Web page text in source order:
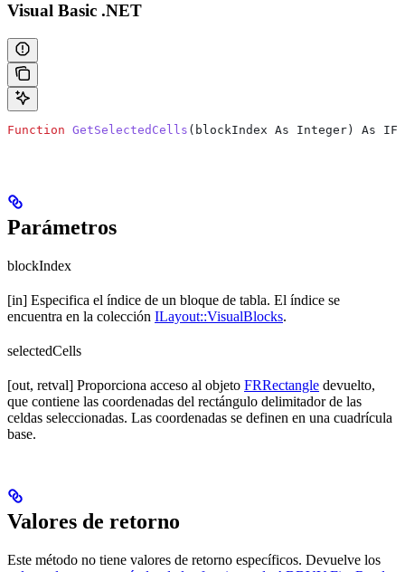
Visual Basic .NET
Function GetSelectedCells ( blockIndex As Integer ) As
Parámetros
blockIndex
[in] Especifica el índice de un bloque de tabla. El índice se
encuentra en la colección ILayout::VisualBlocks.
selectedCells
[out, retval] Proporciona acceso al objeto FRRectangle devuelto,
que contiene las coordenadas del rectángulo delimitador de las
celdas seleccionadas. Las coordenadas se definen en una cuadrícula
base.
Valores de retorno
Este método no tiene valores de retorno específicos. Devuelve los